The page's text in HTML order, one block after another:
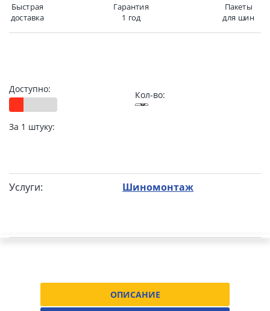
Быстрая
доставка
Гарантия
1 год
Пакеты
для шин
Доступно:
Кол-во:
За 1 штуку:
Услуги: Шиномонтаж
ОПИСАНИЕ